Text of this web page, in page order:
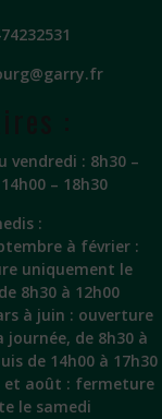
vendredi : 8h30 –
– 18h30
:
à février :
uniquement le
8h30 à 12h00
à juin : ouverture
de 8h30 à
de 14h00 à 17h30
et août : fermeture
le samedi